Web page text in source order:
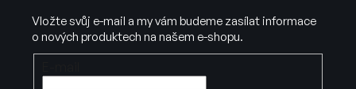
Vložte svůj e-mail a my vám budeme zasílat informace
o nových produktech na našem e-shopu.